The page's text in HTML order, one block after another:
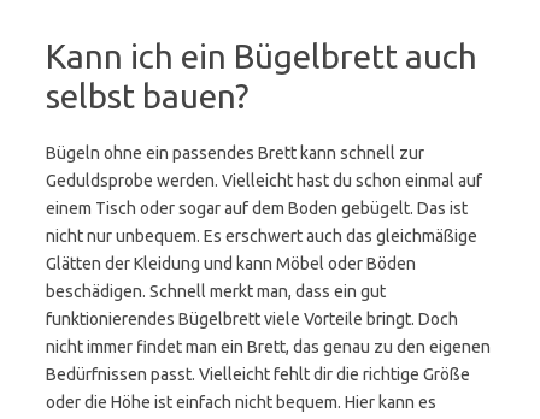
Kann ich ein Bügelbrett auch
selbst bauen?
Bügeln ohne ein passendes Brett kann schnell zur
Geduldsprobe werden. Vielleicht hast du schon einmal auf
einem Tisch oder sogar auf dem Boden gebügelt. Das ist
nicht nur unbequem. Es erschwert auch das gleichmäßige
Glätten der Kleidung und kann Möbel oder Böden
beschädigen. Schnell merkt man, dass ein gut
funktionierendes Bügelbrett viele Vorteile bringt. Doch
nicht immer findet man ein Brett, das genau zu den eigenen
Bedürfnissen passt. Vielleicht fehlt dir die richtige Größe
oder die Höhe ist einfach nicht bequem. Hier kann es